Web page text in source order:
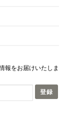
報をお届けいたしま
登録